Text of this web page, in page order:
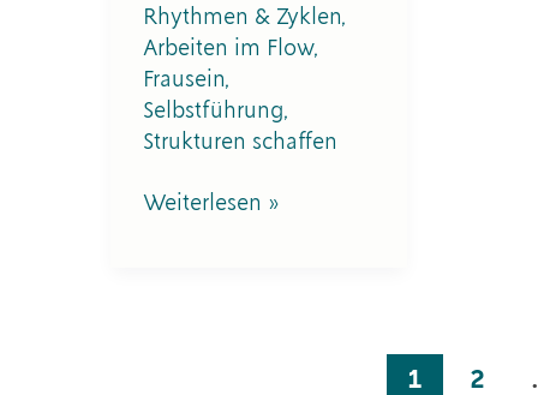
Rhythmen & Zyklen,
Arbeiten im Flow,
Frausein,
Selbstführung,
Strukturen schaffen
Weiterlesen »
1 2